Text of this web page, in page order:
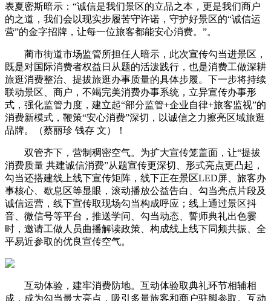
表夏密斯暗示：“诚信是我们景区的立品之本，更是我们商户
的之道，我们会以现实步履苦守许诺，守护好景区的“诚信运
营”的金字招牌，让每一位旅客都能安心消费。”。
蔺市街道市场监管所担任人暗示，此次宣传勾当进景区，
既是对国际消费者权益日从题的活泼践行，也是消费工做深耕
旅逛消费整治、提拔旅逛办事质量的具体步履。下一步将持续
联动景区、商户，不竭完美消费办事系统，立异宣传办事形
式，强化监管力度，建立起“部分监管+企业自律+旅客监视”的
消费新模式，鞭策“安心消费”深切，以诚信之力擦亮区域旅逛
品牌。（蔡丽珍 钱存 文）！
双管齐下，营制稠密空气。为扩大宣传笼盖面，让“提拔
消费质量 共建诚信消费”从题宣传更深切、形式亮点更凸起，
勾当还搭建线上线下宣传矩阵，线下正在景区LED屏、旅客办
事核心、歇息区等显眼，滚动播放公益告白、勾当亮点片段及
诚信运营，线下宣传取现场勾当构成呼应；线上通过景区抖
音、微信号等平台，推送学问、勾当动态、誓师典礼出色霎
时，邀请工做人员曲播解读政策、构成线上线下同频共振、全
平易近参取的优良宣传空气。
互动体验，建牢消费防地。互动体验取典礼环节相辅相
成，成为勾当最大亮点，吸引多量旅客和商户驻脚参取。互动